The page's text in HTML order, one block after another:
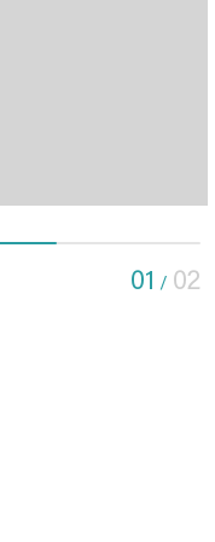
01 / 02